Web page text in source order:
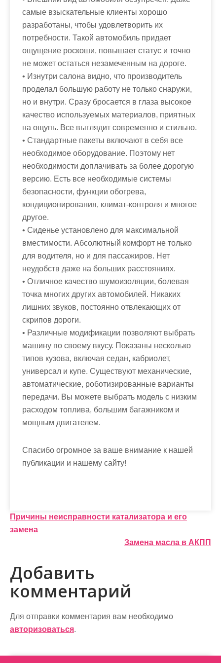
самые взыскательные клиенты хорошо
разработаны, чтобы удовлетворить их
потребности. Такой автомобиль придает
ощущение роскоши, повышает статус и точно
не может остаться незамеченным на дороге.
• Изнутри салона видно, что производитель
проделал большую работу не только снаружи,
но и внутри. Сразу бросается в глаза высокое
качество используемых материалов, приятных
на ощупь. Все выглядит современно и стильно.
• Стандартные пакеты включают в себя все
необходимое оборудование. Поэтому нет
необходимости доплачивать за более дорогую
версию. Есть все необходимые системы
безопасности, функции обогрева,
кондиционирования, климат-контроля и многое
другое.
• Сиденье установлено для максимальной
вместимости. Абсолютный комфорт не только
для водителя, но и для пассажиров. Нет
неудобств даже на больших расстояниях.
• Отличное качество шумоизоляции, болевая
точка многих других автомобилей. Никаких
лишних звуков, постоянно отвлекающих от
скрипов дороги.
• Различные модификации позволяют выбрать
машину по своему вкусу. Показаны несколько
типов кузова, включая седан, кабриолет,
универсал и купе. Существуют механические,
автоматические, роботизированные варианты
передачи. Вы можете выбрать модель с низким
расходом топлива, большим багажником и
мощным двигателем.
Спасибо огромное за ваше внимание к нашей
публикации и нашему сайту!
Н
а
и
г
а
ц
Причины неисправности катализатора и его
замена
Замена масла в АКПП
Добавить
комментарий
Для отправки комментария вам необходимо
авторизоваться.